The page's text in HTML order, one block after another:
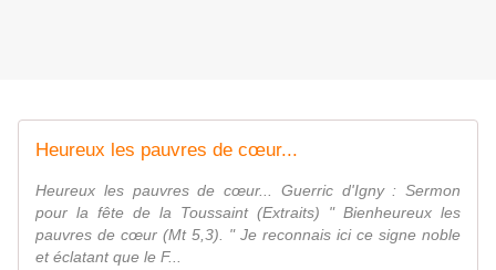
Heureux les pauvres de cœur...
Heureux les pauvres de cœur... Guerric d'Igny : Sermon
pour la fête de la Toussaint (Extraits) " Bienheureux les
pauvres de cœur (Mt 5,3). " Je reconnais ici ce signe noble
et éclatant que le F...